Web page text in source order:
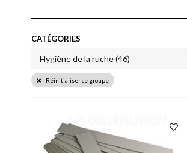
CATÉGORIES
Réinitialiser ce groupe